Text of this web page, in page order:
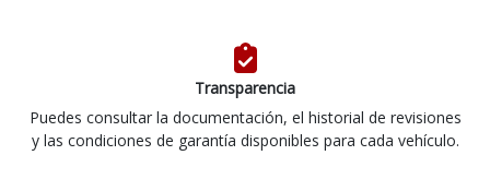
Transparencia
Puedes consultar la documentación, el historial de revisiones
y las condiciones de garantía disponibles para cada vehículo.